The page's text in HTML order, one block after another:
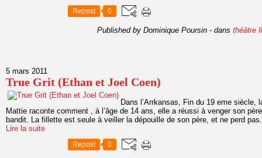
Repost 0
Published by Dominique Poursin - dans théâtre
5 mars 2011
True Grit (Ethan et Joel Coen)
Dans l’Arrkansas, Fin du 19 eme siècle,
Mattie raconte comment , à l’âge de 14 ans, elle a réussi à venger son
bandit. La fillette est seule à veiller la dépouille de son père, et ne perd
Lire la suite
Repost 0